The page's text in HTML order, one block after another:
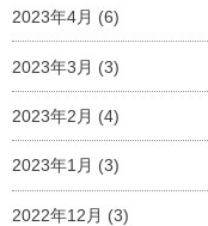
2023年4月 (6)
2023年3月 (3)
2023年2月 (4)
2023年1月 (3)
2022年12月 (3)